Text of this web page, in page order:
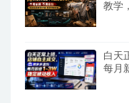
教学
白天
每月